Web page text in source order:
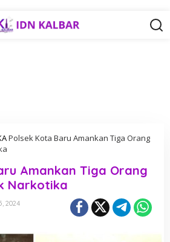
Polsek Kota Baru Amankan Tiga Orang
Amankan Tiga Orang
Narkotika
2024